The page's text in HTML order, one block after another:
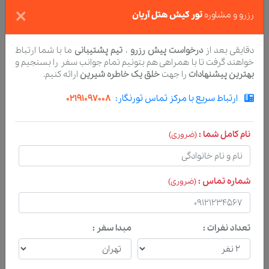
محل کرایه دوچـرخه
مرکز غواصی کیش 11 دقیقه
فاصله 881 متر ، 11 دقیقه پیاده و 3 دقیقه با خودرو
اسـکله بزرک تفریحی
فاصله 1373 متر ، 17 دقیقه پیاده و 4 دقیقه با خودرو
کشتی آکواریومی
فاصله 1157 متر ، 14 دقیقه پیاده و 4 دقیقه با خودرو
بولینگ 10 دقیقه
فاصله 764 متر ، 10 دقیقه پیاده و 3 دقیقه با خودرو
پارک ساحلی
فاصله 1058 متر ، 13 دقیقه پیاده و 3 دقیقه با خودرو
مرکز خرید مریم
فاصله 729 متر ، 9 دقیقه پیاده و 2 دقیقه با خودرو
رزرو و مشاوره تور کیش هتل آریان ×
دقایقی بعد ازدرخواست پیش رزرو ، تیم پشتیبانی ما با شما ارتباط
خواهند گرفت تا با همراهی هم بتونیم تمام جوانب سفر را بسنجیم و
بهترین پیشنهادات را جهت خلق یک خاطره شیرین ارائه کنیم.
ارتباط سریع با مرکز تماس تورنگار: 02191097008
نام کامل شما :(ضروری)
شماره تماس :(ضروری)
تعداد نفرات : مبدا سفر :